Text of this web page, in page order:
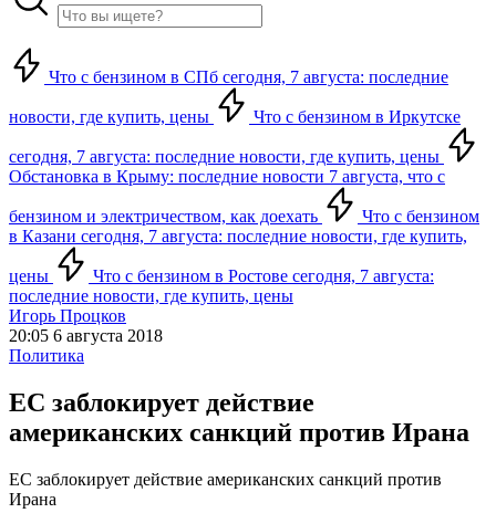
Что с бензином в СПб сегодня, 7 августа: последние
новости, где купить, цены Что с бензином в Иркутске
сегодня, 7 августа: последние новости, где купить, цены
Обстановка в Крыму: последние новости 7 августа, что с
бензином и электричеством, как доехать
Что с бензином
в Казани сегодня, 7 августа: последние новости, где купить,
цены
Что с бензином в Ростове сегодня, 7 августа:
последние новости, где купить, цены
Игорь Процков
20:05 6 августа 2018
Политика
ЕС заблокирует действие
американских санкций против Ирана
ЕС заблокирует действие американских санкций против
Ирана